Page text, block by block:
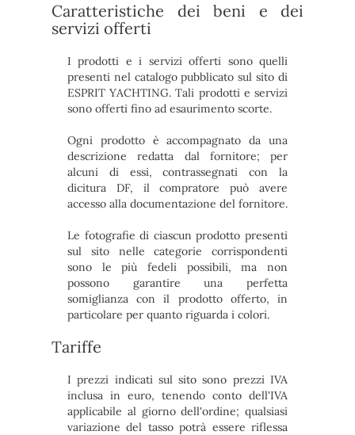
Caratteristiche dei beni e dei
servizi offerti
I prodotti e i servizi offerti sono quelli
presenti nel catalogo pubblicato sul sito di
ESPRIT YACHTING. Tali prodotti e servizi
sono offerti fino ad esaurimento scorte.
Ogni prodotto è accompagnato da una
descrizione redatta dal fornitore; per
alcuni di essi, contrassegnati con la
dicitura DF, il compratore può avere
accesso alla documentazione del fornitore.
Le fotografie di ciascun prodotto presenti
sul sito nelle categorie corrispondenti
sono le più fedeli possibili, ma non
possono garantire una perfetta
somiglianza con il prodotto offerto, in
particolare per quanto riguarda i colori.
Tariffe
I prezzi indicati sul sito sono prezzi IVA
inclusa in euro, tenendo conto dell'IVA
applicabile al giorno dell'ordine; qualsiasi
variazione del tasso potrà essere riflessa